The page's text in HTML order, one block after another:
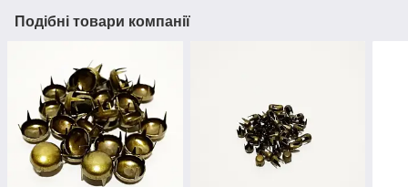
Подібні товари компанії